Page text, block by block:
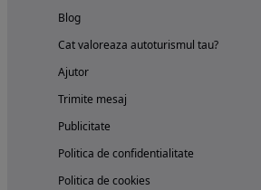
Blog
Cat valoreaza autoturismul tau?
Ajutor
Trimite mesaj
Publicitate
Politica de confidentialitate
Politica de cookies